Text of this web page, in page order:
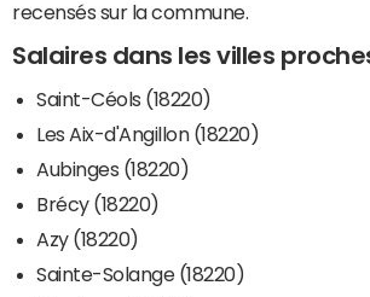
recensés sur la commune.
Salaires dans les villes
Saint-Céols (18220)
Les Aix-d'Angillon (18220)
Aubinges (18220)
Brécy (18220)
Azy (18220)
Sainte-Solange (18220)